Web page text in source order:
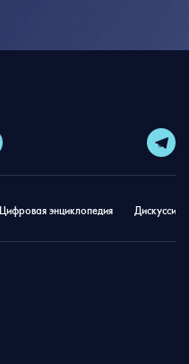
Цифровая энциклопедия